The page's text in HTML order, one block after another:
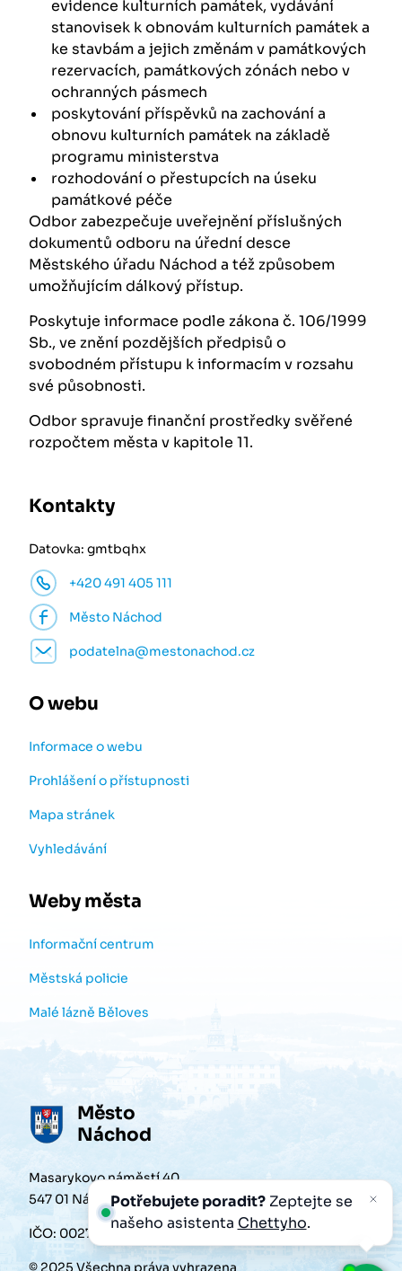
evidence kulturních památek, vydávání
stanovisek k obnovám kulturních památek a
ke stavbám a jejich změnám v památkových
rezervacích, památkových zónách nebo v
ochranných pásmech
poskytování příspěvků na zachování a
obnovu kulturních památek na základě
programu ministerstva
rozhodování o přestupcích na úseku
památkové péče
Odbor zabezpečuje uveřejnění příslušných
dokumentů odboru na úřední desce
Městského úřadu Náchod a též způsobem
umožňujícím dálkový přístup.
Poskytuje informace podle zákona č. 106/1999
Sb., ve znění pozdějších předpisů o
svobodném přístupu k informacím v rozsahu
své působnosti.
Odbor spravuje finanční prostředky svěřené
rozpočtem města v kapitole 11.
Kontakty
Datovka: gmtbqhx
+420 491 405 111
Město Náchod
podatelna@mestonachod.cz
O webu
Informace o webu
Prohlášení o přístupnosti
Mapa stránek
Vyhledávání
Weby města
Informační centrum
Městská policie
Malé lázně Běloves
Město
Náchod
Masarykovo náměstí 40
547 01 Náchod
IČO: 00272868
© 2025 Všechna práva vyhrazena
Potřebujete poradit?Zeptejte se
našeho asistenta Chettyho.